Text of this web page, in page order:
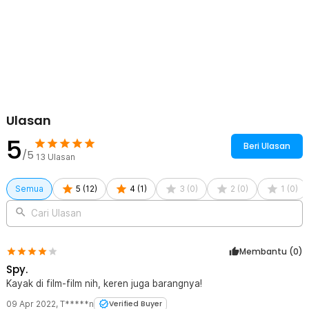
Ulasan
5/5 13 Ulasan
Beri Ulasan
Semua 5 (12) 4 (1 ) 3 (0) 2 (0) 1 (0)
Cari Ulasan
Membantu (0)
Spy.
Kayak di film-film nih, keren juga barangnya!
09 Apr 2022, T*****n Verified Buyer